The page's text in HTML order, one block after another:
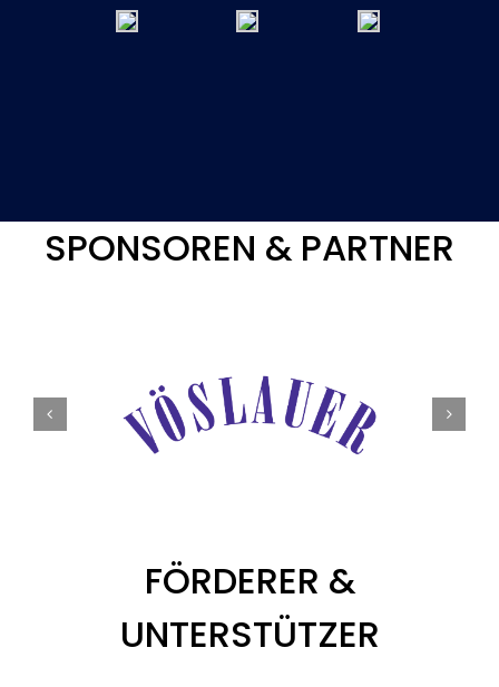
SPONSOREN & PARTNER
FÖRDERER &
UNTERSTÜTZER